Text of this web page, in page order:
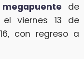
megapuente de
viernes 13 de
con regreso a